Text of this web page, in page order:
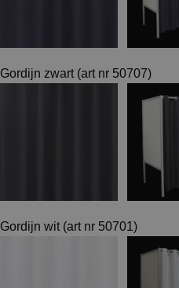
Gordijn zwart (art nr 50707)
Gordijn wit (art nr 50701)